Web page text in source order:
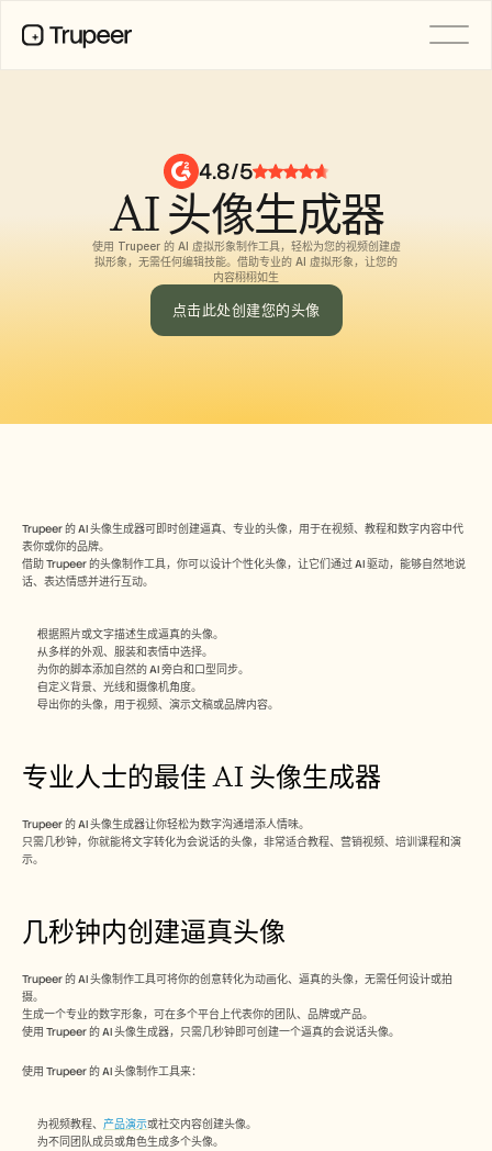
4.8/5
AI 头像生成器
使用 Trupeer 的 AI 虚拟形象制作工具，轻松为您的视频创建虚
拟形象，无需任何编辑技能。借助专业的 AI 虚拟形象，让您的
内容栩栩如生
点击此处创建您的头像
Trupeer 的 AI 头像生成器可即时创建逼真、专业的头像，用于在视频、教程和数字内容中代
表你或你的品牌。
借助 Trupeer 的头像制作工具，你可以设计个性化头像，让它们通过 AI 驱动，能够自然地说
话、表达情感并进行互动。
根据照片或文字描述生成逼真的头像。
从多样的外观、服装和表情中选择。
为你的脚本添加自然的 AI 旁白和口型同步。
自定义背景、光线和摄像机角度。
导出你的头像，用于视频、演示文稿或品牌内容。
专业人士的最佳 AI 头像生成器
Trupeer 的 AI 头像生成器让你轻松为数字沟通增添人情味。
只需几秒钟，你就能将文字转化为会说话的头像，非常适合教程、营销视频、培训课程和演
示。
几秒钟内创建逼真头像
Trupeer 的 AI 头像制作工具可将你的创意转化为动画化、逼真的头像，无需任何设计或拍
摄。
生成一个专业的数字形象，可在多个平台上代表你的团队、品牌或产品。
使用 Trupeer 的 AI 头像生成器，只需几秒钟即可创建一个逼真的会说话头像。
使用 Trupeer 的 AI 头像制作工具来：
为视频教程、 产品演示或社交内容创建头像。
为不同团队成员或角色生成多个头像。
帮助中心
定价
招聘
Announcement
Partner Program
用例
售前
产品营销
客户成功
培训